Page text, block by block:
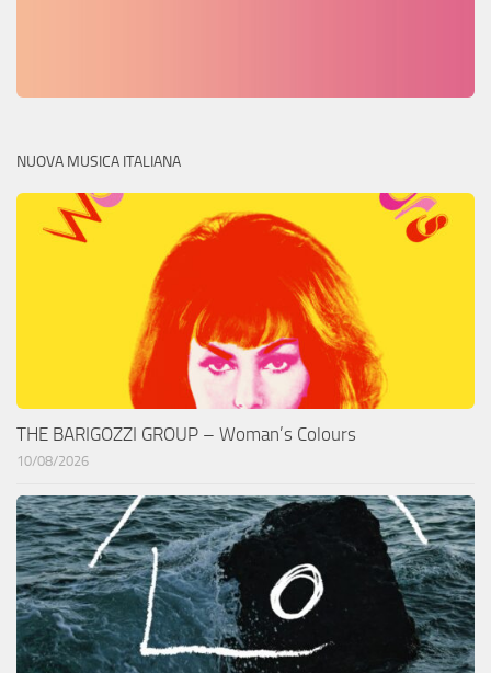
NUOVA MUSICA ITALIANA
THE BARIGOZZI GROUP – Woman’s Colours
10/08/2026